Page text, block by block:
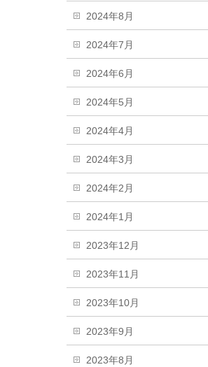
2024年8月
2024年7月
2024年6月
2024年5月
2024年4月
2024年3月
2024年2月
2024年1月
2023年12月
2023年11月
2023年10月
2023年9月
2023年8月